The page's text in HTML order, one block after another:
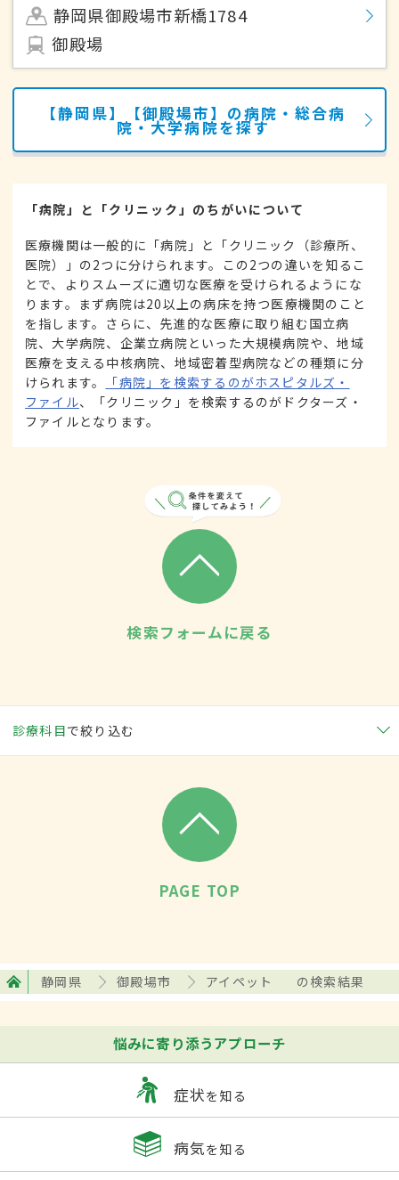
静岡県御殿場市新橋1784
御殿場
【静岡県】【御殿場市】の病院・総合病
院・大学病院を探す
「病院」と「クリニック」のちがいについて
医療機関は一般的に「病院」と「クリニック（診療所、
医院）」の2つに分けられます。この2つの違いを知るこ
とで、よりスムーズに適切な医療を受けられるようにな
ります。まず病院は20以上の病床を持つ医療機関のこと
を指します。さらに、先進的な医療に取り組む国立病
院、大学病院、企業立病院といった大規模病院や、地域
医療を支える中核病院、地域密着型病院などの種類に分
けられます。
「病院」を検索するのがホスピタルズ・
ファイル、「クリニック」を検索するのがドクターズ・
ファイルとなります。
検索フォームに戻る
診療科目で絞り込む
PAGE TOP
静岡県 御殿場市 アイペット の検索結果
悩みに寄り添うアプローチ
症状を知る
病気を知る